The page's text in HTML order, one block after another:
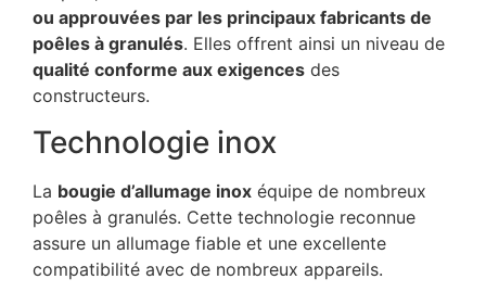
ou approuvées par les principaux fabricants de
poêles à granulés. Elles offrent ainsi un niveau de
qualité conforme aux exigences des
constructeurs.
Technologie inox
La bougie d’allumage inox équipe de nombreux
poêles à granulés. Cette technologie reconnue
assure un allumage fiable et une excellente
compatibilité avec de nombreux appareils.